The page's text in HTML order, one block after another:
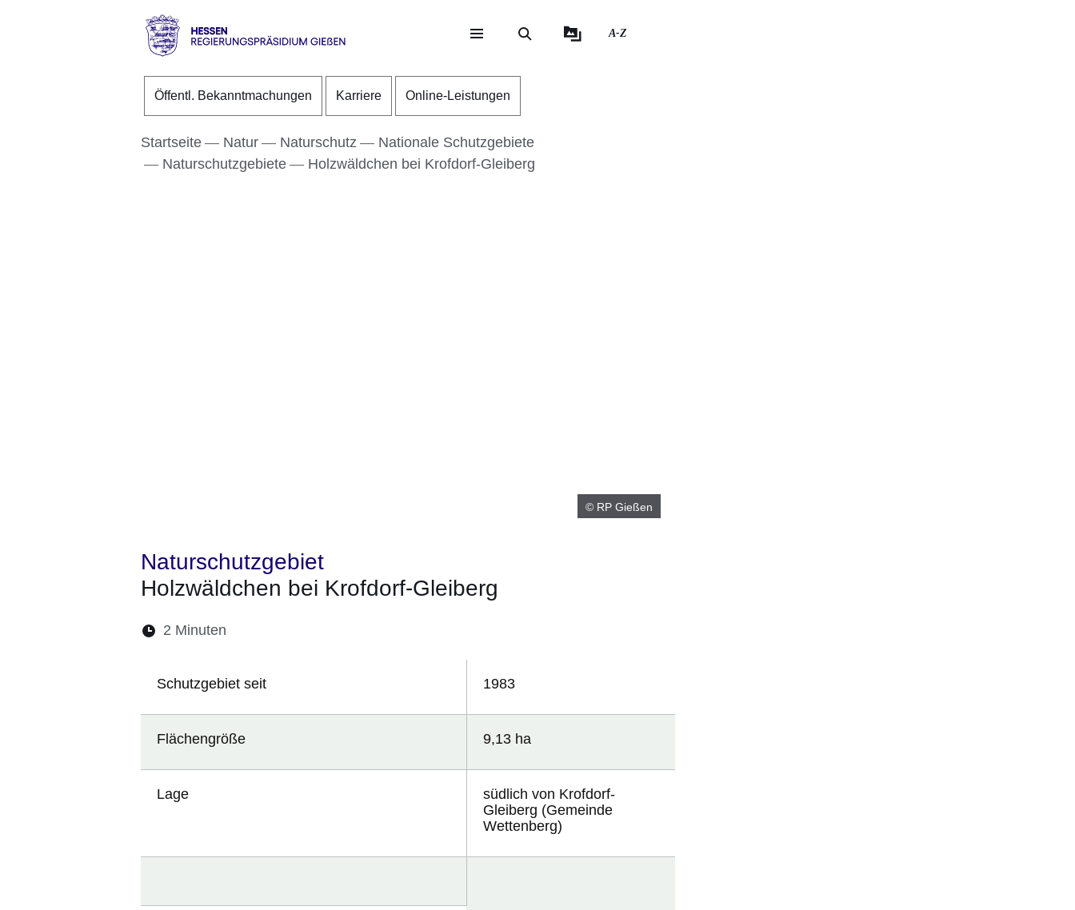
Direkt zum Kopf der Seite
Direkt zum Inhalt
Direkt zum Fuß der Seite
RP
A-Z
Öffentl. Bekanntmachungen Karriere Online-Leistungen
Startseite Natur Naturschutz
Nationale Schutzgebiete
Naturschutzgebiete
Holzwäldchen bei Krofdorf-Gleiberg
© RP Gießen
Naturschutzgebiet
Holzwäldchen bei Krofdorf-Gleiberg
Lesedauer:
2 Minuten
Schutzgebiet seit 1983
Flächengröße 9,13 ha
Lage
südlich von Krofdorf-
Gleiberg (Gemeinde
Wettenberg)